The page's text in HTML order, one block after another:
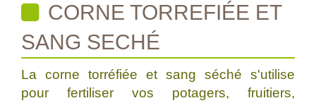
CORNE TORREFIÉE ET
SANG SECHÉ
La corne torréfiée et sang séché s'utilise
pour fertiliser vos potagers, fruitiers,